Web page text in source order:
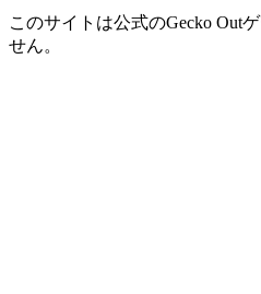
このサイトは公式のGecko Out
せん。